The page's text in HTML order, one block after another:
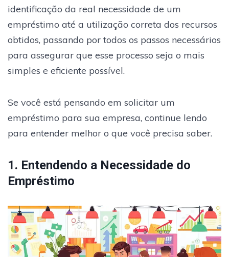
identificação da real necessidade de um
empréstimo até a utilização correta dos recursos
obtidos, passando por todos os passos necessários
para assegurar que esse processo seja o mais
simples e eficiente possível.
Se você está pensando em solicitar um
empréstimo para sua empresa, continue lendo
para entender melhor o que você precisa saber.
1. Entendendo a Necessidade do
Empréstimo